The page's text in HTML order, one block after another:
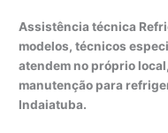
Assistência técnica
modelos, técnicos
atendem no próprio
manutenção para
Indaiatuba.